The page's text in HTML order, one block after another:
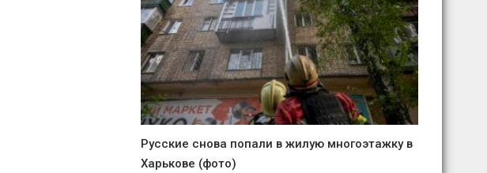
Русские снова попали в жилую многоэтажку в
Харькове (фото)